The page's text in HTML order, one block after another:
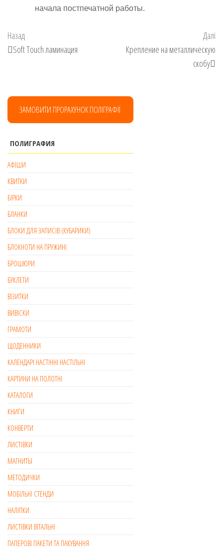
начала постпечатной работы.
Навігація
записів
Попередній
запис
Назад
Soft Touch ламинация
Далі
Крепление на металлическую
скобу
ЗАМОВИТИ ПРОРАХУНОК ПОЛІГРАФІЇ
ПОЛИГРАФИЯ
АФІШИ
КВИТКИ
БІРКИ
БЛАНКИ
БЛОКИ ДЛЯ ЗАПИСІВ (КУБАРИКИ)
БЛОКНОТИ НА ПРУЖИНІ
БРОШЮРИ
БУКЛЕТИ
ВІЗИТКИ
ВИВІСКИ
ГРАМОТИ
ЩОДЕННИКИ
КАЛЕНДАРІ НАСТІННІ НАСТІЛЬНІ
КАРТИНИ НА ПОЛОТНІ
КАТАЛОГИ
КНИГИ
КОНВЕРТИ
ЛИСТІВКИ
МАГНИТЫ
МЕТОДИЧКИ
МОБІЛЬНІ СТЕНДИ
НАЛІПКИ
ЛИСТІВКИ ВІТАЛЬНІ
ПАПЕРОВІ ПАКЕТИ ТА ПАКУВАННЯ